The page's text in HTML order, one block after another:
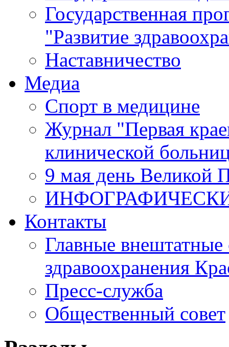
Государственная
"Развитие
Наставничество
Медиа
Спорт в медицине
Журнал "Первая
клинической
9 мая день Великой
Контакты
Главные внештатные
здравоохранения
Пресс-служба
Общественный совет